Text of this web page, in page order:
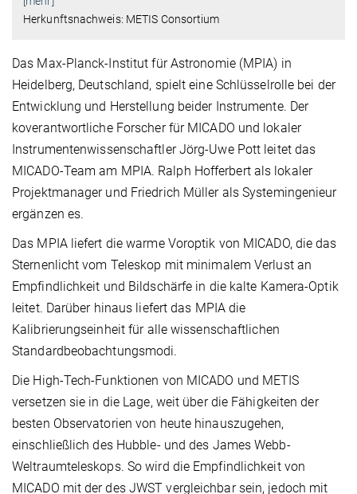
Herkunftsnachweis: METIS Consortium
Das Max-Planck-Institut für Astronomie (MPIA) in
Heidelberg, Deutschland, spielt eine Schlüsselrolle bei der
Entwicklung und Herstellung beider Instrumente. Der
koverantwortliche Forscher für MICADO und lokaler
Instrumentenwissenschaftler Jörg-Uwe Pott leitet das
MICADO-Team am MPIA. Ralph Hofferbert als lokaler
Projektmanager und Friedrich Müller als Systemingenieur
ergänzen es.
Das MPIA liefert die warme Voroptik von MICADO, die das
Sternenlicht vom Teleskop mit minimalem Verlust an
Empfindlichkeit und Bildschärfe in die kalte Kamera-Optik
leitet. Darüber hinaus liefert das MPIA die
Kalibrierungseinheit für alle wissenschaftlichen
Standardbeobachtungsmodi.
Die High-Tech-Funktionen von MICADO und METIS
versetzen sie in die Lage, weit über die Fähigkeiten der
besten Observatorien von heute hinauszugehen,
einschließlich des Hubble- und des James Webb-
Weltraumteleskops. So wird die Empfindlichkeit von
MICADO mit der des JWST vergleichbar sein, jedoch mit